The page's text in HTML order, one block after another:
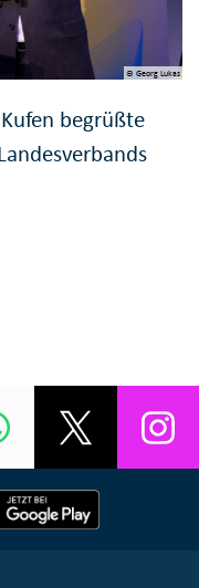
© Georg Lukas
begrüßte